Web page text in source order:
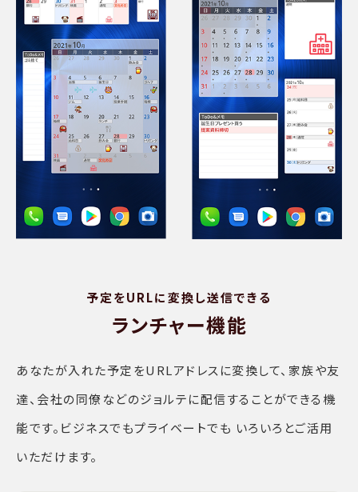
予定をURLに変換し送信できる
ランチャー機能
あなたが入れた予定をURLアドレスに変換して、家族や友
達、会社の同僚などのジョルテに配信することができる機
能です。ビジネスでもプライベートでも いろいろとご活用
いただけます。